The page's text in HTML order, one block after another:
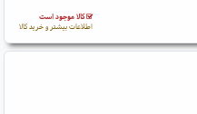
کالا موجود است
اطلاعات بیشتر و خرید کالا